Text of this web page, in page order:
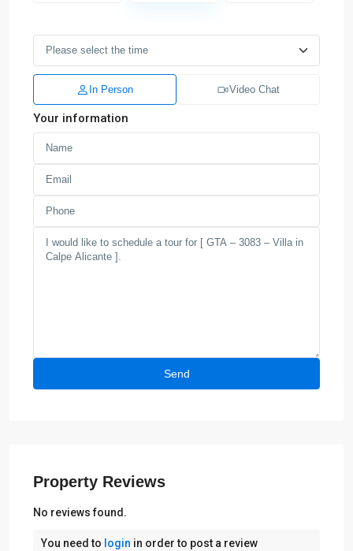
In Person Video Chat
Your information
Property Reviews
No reviews found.
You need to login in order to post a review